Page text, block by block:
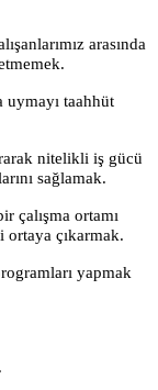
arasında
taahhüt
nitelikli iş gücü
sağlamak.
çalışma ortamı
ortaya çıkarmak.
yapmak